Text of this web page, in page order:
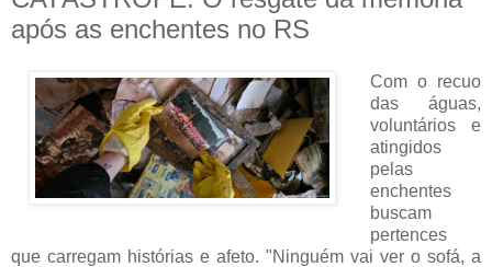
após as enchentes no RS
Com o recuo
das águas,
voluntários e
atingidos
pelas
enchentes
buscam
pertences
que carregam histórias e afeto. "Ninguém vai ver o sofá, a